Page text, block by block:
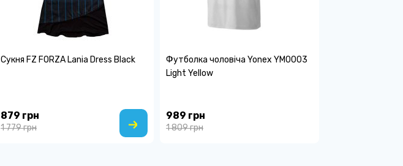
Сукня FZ FORZA Lania Dress Black
879 грн
1 779 грн
Футболка чоловіча Yonex YM0003
Light Yellow
989 грн
1 809 грн